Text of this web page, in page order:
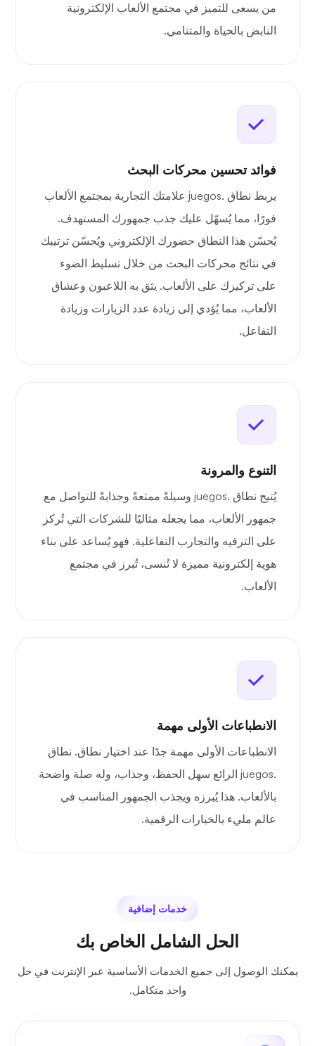
من يسعى للتميز في مجتمع الألعاب الإلكترونية
النابض بالحياة والمتنامي.
فوائد تحسين محركات البحث
يربط نطاق .juegos علامتك التجارية بمجتمع الألعاب
فورًا، مما يُسهّل عليك جذب جمهورك المستهدف.
يُحسّن هذا النطاق حضورك الإلكتروني ويُحسّن ترتيبك
في نتائج محركات البحث من خلال تسليط الضوء
على تركيزك على الألعاب. يثق به اللاعبون وعشاق
الألعاب، مما يُؤدي إلى زيادة عدد الزيارات وزيادة
التفاعل.
التنوع والمرونة
يُتيح نطاق .juegos وسيلةً ممتعةً وجذابةً للتواصل مع
جمهور الألعاب، مما يجعله مثاليًا للشركات التي تُركز
على الترفيه والتجارب التفاعلية. فهو يُساعد على بناء
هوية إلكترونية مميزة لا تُنسى، تُبرز في مجتمع
الألعاب.
الانطباعات الأولى مهمة
الانطباعات الأولى مهمة جدًا عند اختيار نطاق. نطاق
.juegos الرائع سهل الحفظ، وجذاب، وله صلة واضحة
بالألعاب. هذا يُبرزه ويجذب الجمهور المناسب في
عالم مليء بالخيارات الرقمية.
خدمات إضافية
الحل الشامل الخاص بك
يمكنك الوصول إلى جميع الخدمات الأساسية عبر الإنترنت في حل
واحد متكامل.